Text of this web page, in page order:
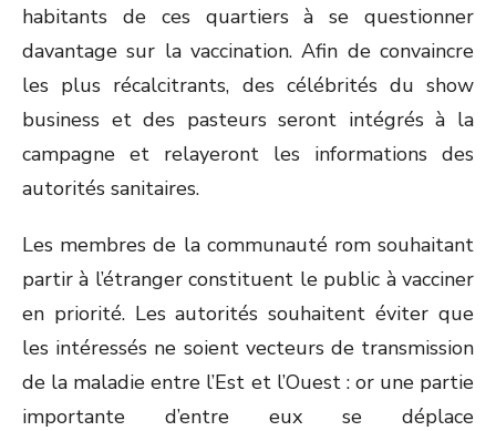
habitants de ces quartiers à se questionner
davantage sur la vaccination. Afin de convaincre
les plus récalcitrants, des célébrités du show
business et des pasteurs seront intégrés à la
campagne et relayeront les informations des
autorités sanitaires.
Les membres de la communauté rom souhaitant
partir à l’étranger constituent le public à vacciner
en priorité. Les autorités souhaitent éviter que
les intéressés ne soient vecteurs de transmission
de la maladie entre l’Est et l’Ouest : or une partie
importante d’entre eux se déplace